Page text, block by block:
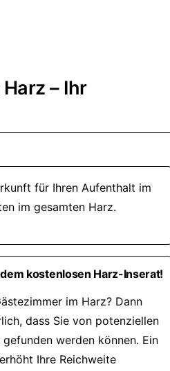
– Ihr
für Ihren Aufenthalt im
im gesamten Harz.
kostenlosen Harz-Inserat!
im Harz? Dann
dass Sie von potenziellen
werden können. Ein
Ihre Reichweite